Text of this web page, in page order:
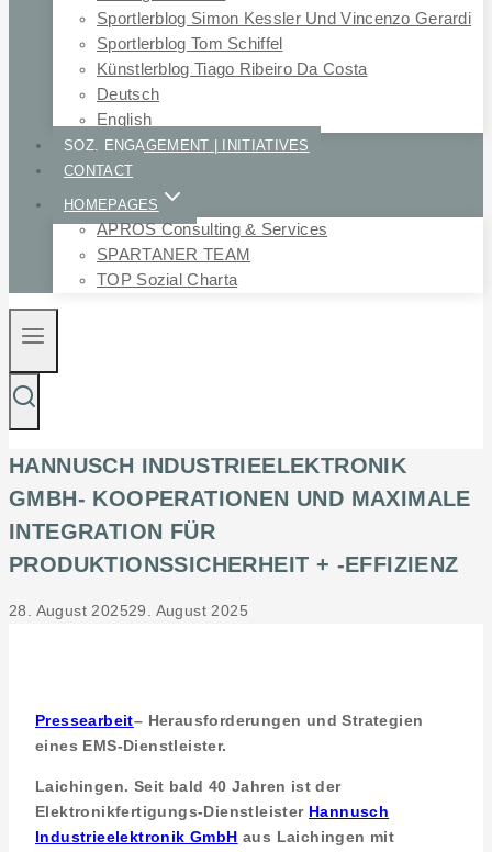
Sportlerblog Simon Kessler Und Vincenzo Gerardi
Sportlerblog Tom Schiffel
Künstlerblog Tiago Ribeiro Da Costa
Deutsch
English
SOZ. ENGAGEMENT | INITIATIVES
CONTACT
HOMEPAGES
APROS Consulting & Services
SPARTANER TEAM
TOP Sozial Charta
HANNUSCH INDUSTRIEELEKTRONIK
GMBH- KOOPERATIONEN UND MAXIMALE
INTEGRATION FÜR
PRODUKTIONSSICHERHEIT + -EFFIZIENZ
28. August 202529. August 2025
Pressearbeit– Herausforderungen und Strategien
eines EMS-Dienstleister.
Laichingen. Seit bald 40 Jahren ist der
Elektronikfertigungs-Dienstleister Hannusch
Industrieelektronik GmbH aus Laichingen mit